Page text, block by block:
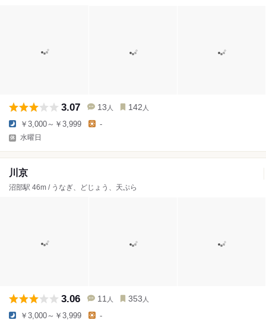
3.07 13 人 142 人
￥3,000～￥3,999 -
水曜日
川京
沼部駅 46m / うなぎ、どじょう、天ぷら
3.06 11 人 353 人
￥3,000～￥3,999 -